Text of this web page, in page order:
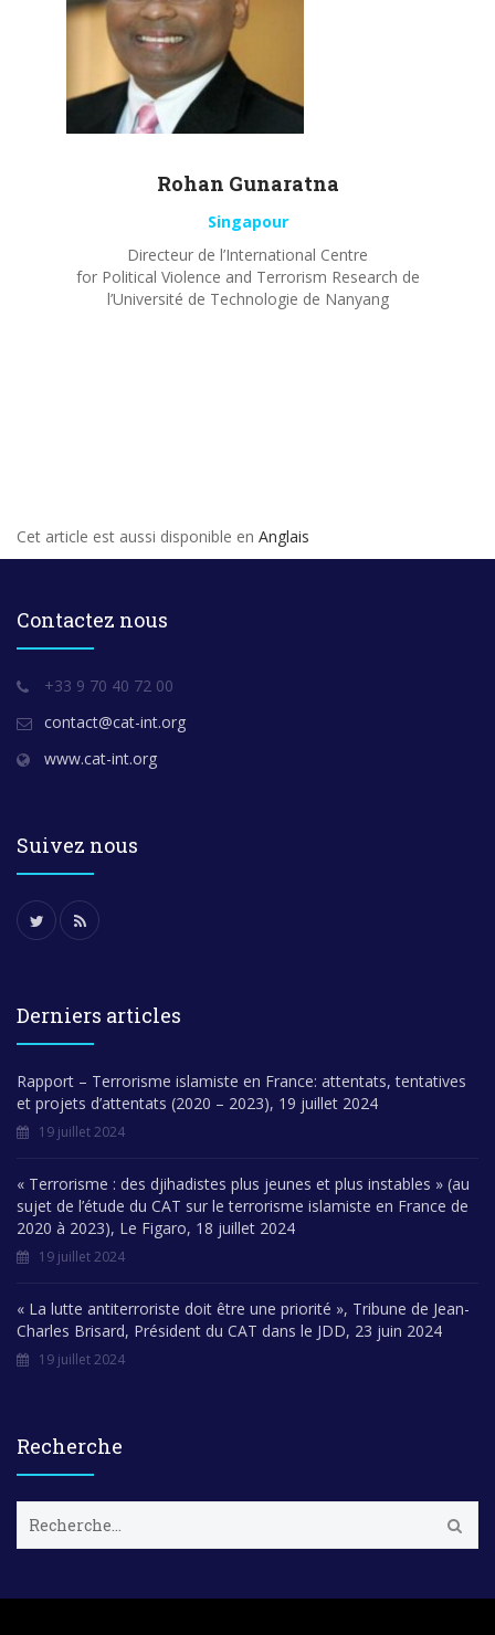
Rohan Gunaratna
Singapour
Directeur de l’International Centre
for Political Violence and Terrorism Research de
l’Université de Technologie de Nanyang
Cet article est aussi disponible en Anglais
Contactez nous
+33 9 70 40 72 00
contact@cat-int.org
www.cat-int.org
Suivez nous
Derniers articles
Rapport – Terrorisme islamiste en France: attentats, tentatives
et projets d’attentats (2020 – 2023), 19 juillet 2024
19 juillet 2024
« Terrorisme : des djihadistes plus jeunes et plus instables » (au
sujet de l’étude du CAT sur le terrorisme islamiste en France de
2020 à 2023), Le Figaro, 18 juillet 2024
19 juillet 2024
« La lutte antiterroriste doit être une priorité », Tribune de Jean-
Charles Brisard, Président du CAT dans le JDD, 23 juin 2024
19 juillet 2024
Recherche
c
e